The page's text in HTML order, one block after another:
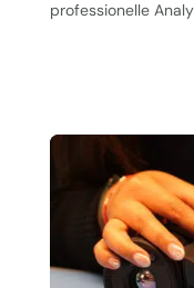
professionelle